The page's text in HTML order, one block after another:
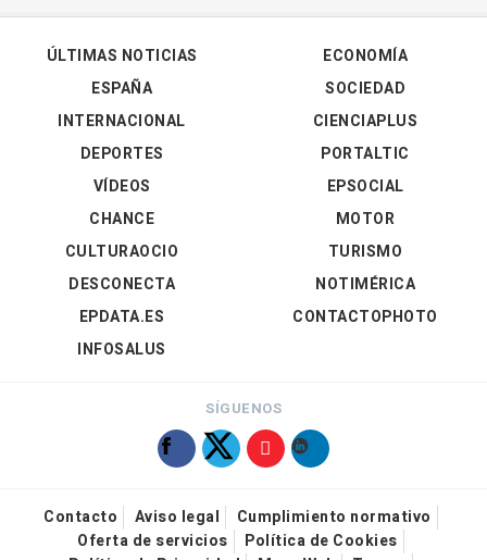
ÚLTIMAS NOTICIAS
ESPAÑA
INTERNACIONAL
DEPORTES
VÍDEOS
ECONOMÍA
SOCIEDAD
CIENCIAPLUS
PORTALTIC
EPSOCIAL
CHANCE
CULTURAOCIO
DESCONECTA
EPDATA.ES
INFOSALUS
MOTOR
TURISMO
NOTIMÉRICA
CONTACTOPHOTO
SÍGUENOS
Contacto Aviso legal
Cumplimiento normativo
Oferta de servicios
Política de Cookies